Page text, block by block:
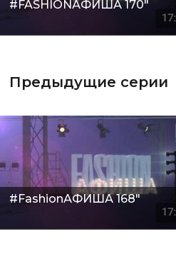
#FASHIONАФИША 170"
Предыдущие серии
#FashionАФИША 168"